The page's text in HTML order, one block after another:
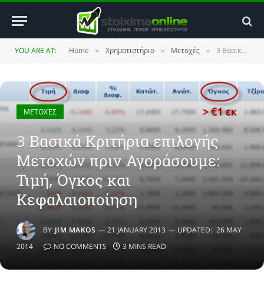
YOU ARE AT: Home » Χρηματιστήριο » Μετοχές » 3 Βασικά Κριτήρια επιλογής Μετοχών πριν Αγοράσουμε: Τιμή, Όγκος και Κεφαλαιοποίηση
ΜΕΤΟΧΈΣ
3 Βασικά Κριτήρια επιλογής
Μετοχών πριν Αγοράσουμε:
Τιμή, Όγκος και
Κεφαλαιοποίηση
BY JIM MAKOS 21 JANUARY 2013 UPDATED: 26 MAY
2014
NO COMMENTS 3 MINS READ